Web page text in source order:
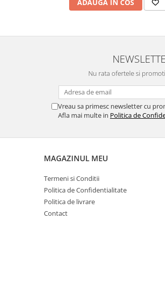
ADAUGA IN COS
Nu rata ofertele si
Vreau sa primesc newsletter cu
Afla mai multe in Politica de
MAGAZINUL MEU
Termeni si Conditii
Politica de Confidentialitate
Politica de livrare
Contact